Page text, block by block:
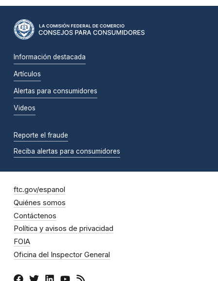
Información destacada
Artículos
Alertas para consumidores
Videos
Reporte el fraude
Reciba alertas para consumidores
ftc.gov/espanol
Quiénes somos
Contáctenos
Política y avisos de privacidad
FOIA
Oficina del Inspector General